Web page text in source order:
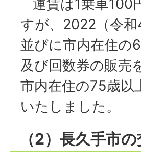
運賃は1乗車100
すが、2022（令
並びに市内在住の
及び回数券の販売
市内在住の75歳以
いたしました。
（2）長久手市